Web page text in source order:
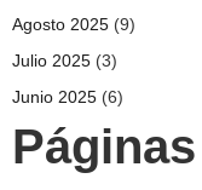
Agosto 2025 (9)
Julio 2025 (3)
Junio 2025 (6)
Páginas